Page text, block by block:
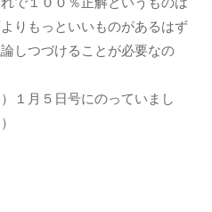
りもっといいものがあるはず
しつづけることが必要なの
１月５日号にのっていまし